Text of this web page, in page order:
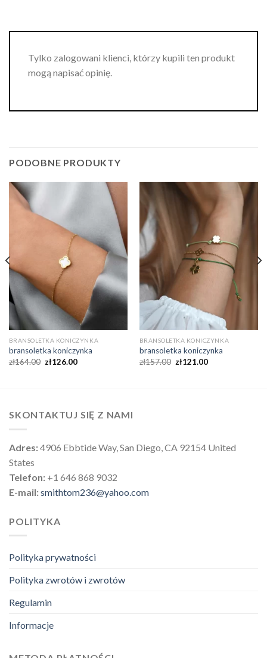
Tylko zalogowani klienci, którzy kupili ten produkt
mogą napisać opinię.
PODOBNE PRODUKTY
BRANSOLETKA KONICZYNKA
bransoletka koniczynka
zł164.00 zł126.00
BRANSOLETKA KONICZYNKA
bransoletka koniczynka
zł157.00 zł121.00
SKONTAKTUJ SIĘ Z NAMI
Adres:4906 Ebbtide Way, San Diego, CA 92154 United
States
Telefon: +1 646 868 9032
E-mail:smithtom236@yahoo.com
POLITYKA
Polityka prywatności
Polityka zwrotów i zwrotów
Regulamin
Informacje